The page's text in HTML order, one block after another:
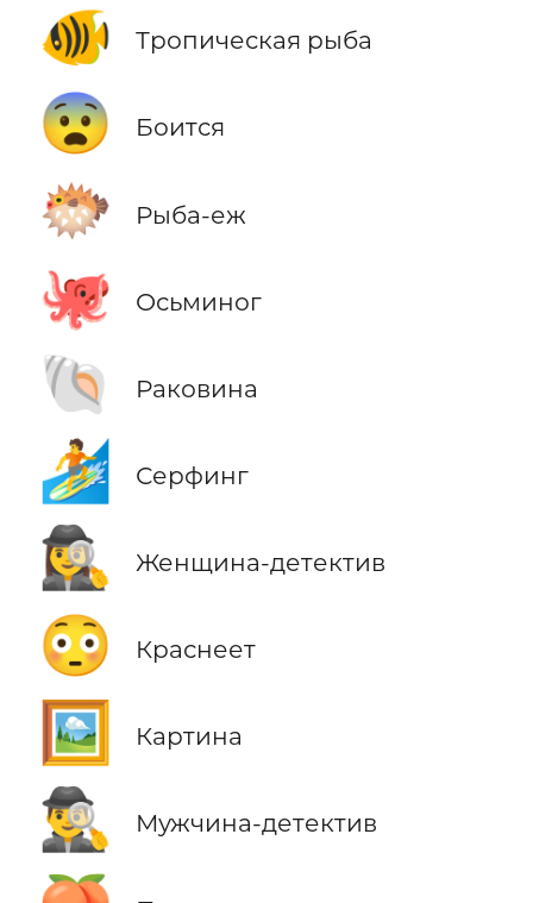
🐠 Тропическая рыба
😨 Боится
🐡 Рыба-еж
🐙 Осьминог
🐚 Раковина
🏄 Серфинг
🕵️‍♀️ Женщина-детектив
😳 Краснеет
🖼️ Картина
🕵️‍♂️ Мужчина-детектив